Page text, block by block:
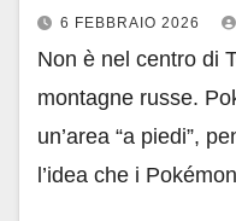
6 FEBBRAIO 2026
Non è nel centro di
montagne russe.
un’area “a piedi”,
l’idea che i